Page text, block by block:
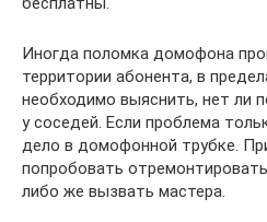
Иногда поломка домофона
территории абонента, в
необходимо выяснить, нет ли
у соседей. Если проблема
дело в домофонной трубке.
попробовать
либо же вызвать мастера.